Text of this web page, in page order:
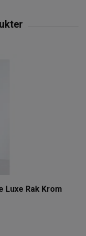
Luxe Rak Krom